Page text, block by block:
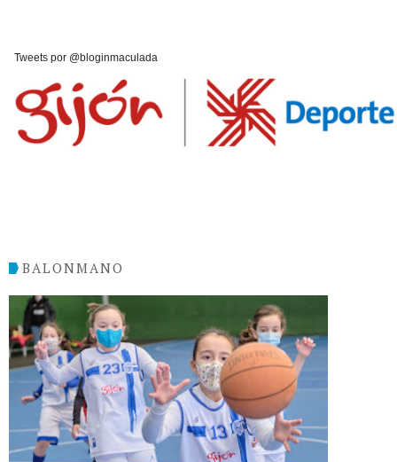
Tweets por @bloginmaculada
BALONMANO